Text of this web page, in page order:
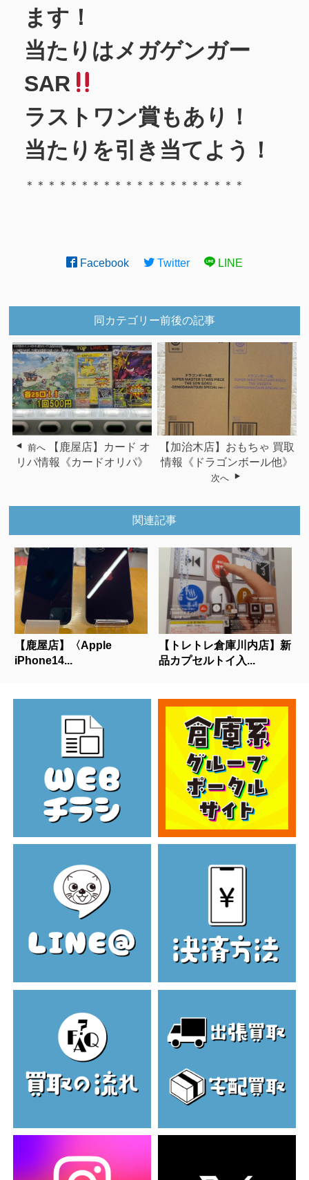
ます！
当たりはメガゲンガー
SAR
ラストワン賞もあり！
当たりを引き当てよう！
＊＊＊＊＊＊＊＊＊＊＊＊＊＊＊＊＊＊＊＊
Facebook Twitter LINE
同カテゴリー前後の記事
前へ
【鹿屋店】カード オ
リパ情報《カードオリパ》
【加治木店】おもちゃ 買取
情報《ドラゴンボール他》
次へ
関連記事
【鹿屋店】〈Apple
iPhone14...
【トレトレ倉庫川内店】新
品カプセルトイ入...